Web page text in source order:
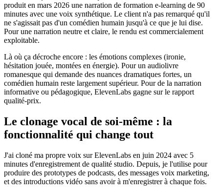
produit en mars 2026 une narration de formation e-learning de 90
minutes avec une voix synthétique. Le client n'a pas remarqué qu'il
ne s'agissait pas d'un comédien humain jusqu'à ce que je lui dise.
Pour une narration neutre et claire, le rendu est commercialement
exploitable.
Là où ça décroche encore : les émotions complexes (ironie,
hésitation jouée, montées en énergie). Pour un audiolivre
romanesque qui demande des nuances dramatiques fortes, un
comédien humain reste largement supérieur. Pour de la narration
informative ou pédagogique, ElevenLabs gagne sur le rapport
qualité-prix.
Le clonage vocal de soi-même : la
fonctionnalité qui change tout
J'ai cloné ma propre voix sur ElevenLabs en juin 2024 avec 5
minutes d'enregistrement de qualité studio. Depuis, je l'utilise pour
produire des prototypes de podcasts, des messages voix marketing,
et des introductions vidéo sans avoir à m'enregistrer à chaque fois.